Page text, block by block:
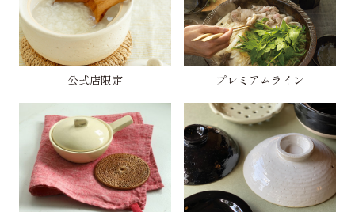
公式店限定 プレミアムライン